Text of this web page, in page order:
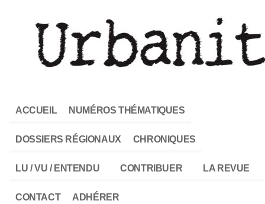
ACCUEIL NUMÉROS THÉMATIQUES
DOSSIERS RÉGIONAUX CHRONIQUES
LU / VU / ENTENDU CONTRIBUER LA REVUE
CONTACT ADHÉRER